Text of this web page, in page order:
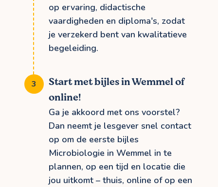
op ervaring, didactische
vaardigheden en diploma's, zodat
je verzekerd bent van kwalitatieve
begeleiding.
Start met bijles in Wemmel of
online!
Ga je akkoord met ons voorstel?
Dan neemt je lesgever snel contact
op om de eerste bijles
Microbiologie in Wemmel in te
plannen, op een tijd en locatie die
jou uitkomt – thuis, online of op een